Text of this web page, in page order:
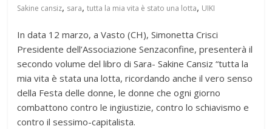
Sakine cansiz, sara,tutta la mia vita è stato una lotta, UIKI
In data 12 marzo, a Vasto (CH), Simonetta Crisci
Presidente dell’Associazione Senzaconfine, presenterà il
secondo volume del libro di Sara- Sakine Cansiz “tutta la
mia vita è stata una lotta, ricordando anche il vero senso
della Festa delle donne, le donne che ogni giorno
combattono contro le ingiustizie, contro lo schiavismo e
contro il sessimo-capitalista.